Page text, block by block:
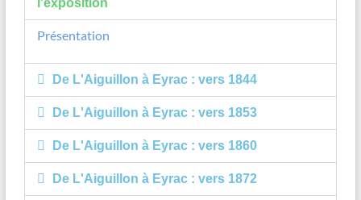
Présentation
De L'Aiguillon à Eyrac : vers 1844
De L'Aiguillon à Eyrac : vers 1853
De L'Aiguillon à Eyrac : vers 1860
De L'Aiguillon à Eyrac : vers 1872